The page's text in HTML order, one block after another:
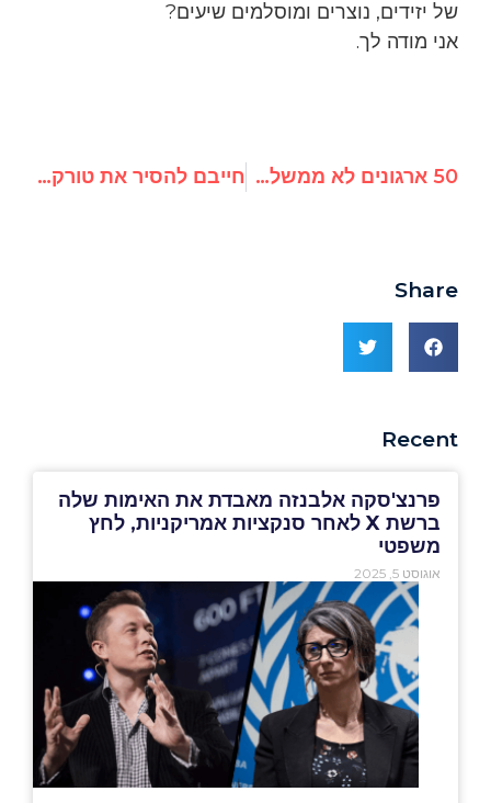
של יזידים, נוצרים ומוסלמים שיעים?
אני מודה לך.
50 ארגונים לא ממשלתיים שוברים שתיקה על "שתיקת סוכנויות האו"ם בוונצואלה" על מניעת מזון חייבם להסיר את טורקיה מקבוצות הליבה האו"ם על חופש האינטרנט ומחאות לא אלימות
Share
Recent
פרנצ'סקה אלבנזה מאבדת את האימות שלה
ברשת X לאחר סנקציות אמריקניות, לחץ
משפטי
אוגוסט 5, 2025